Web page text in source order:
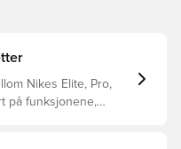
Nikes Elite, Pro,
på funksjonene,